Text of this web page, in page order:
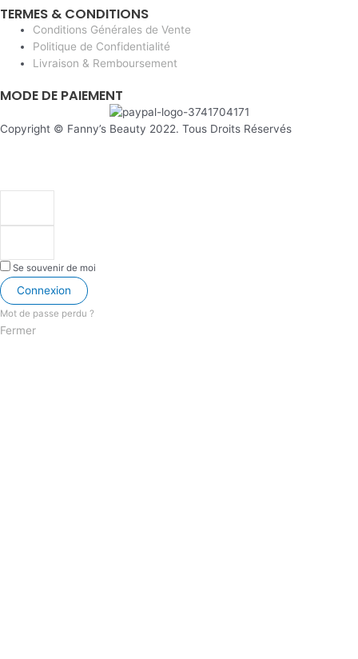
TERMES & CONDITIONS
Conditions Générales de Vente
Politique de Confidentialité
Livraison & Remboursement
MODE DE PAIEMENT
Copyright © Fanny’s Beauty 2022. Tous Droits Réservés
Se souvenir de moi
Connexion
Mot de passe perdu ?
Fermer